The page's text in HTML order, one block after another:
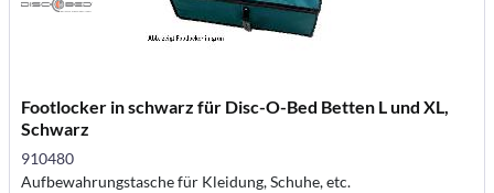
Footlocker in schwarz für Disc-O-Bed Betten L und XL,
Schwarz
910480
Aufbewahrungstasche für Kleidung, Schuhe, etc.